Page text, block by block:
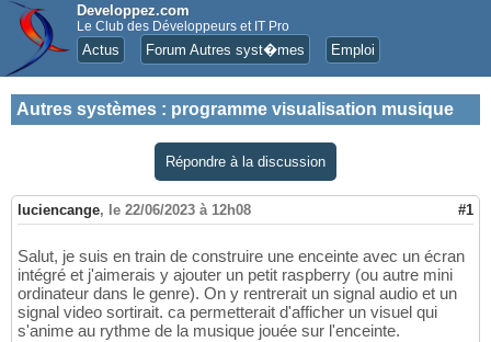
Developpez.com
Le Club des Développeurs et IT Pro
Actus Forum Autres syst�mes Emploi
Autres systèmes : programme visualisation musique
Répondre à la discussion
luciencange, le 22/06/2023 à 12h08 #1
Salut, je suis en train de construire une enceinte avec un écran
intégré et j'aimerais y ajouter un petit raspberry (ou autre mini
ordinateur dans le genre). On y rentrerait un signal audio et un
signal video sortirait. ca permetterait d'afficher un visuel qui
s'anime au rythme de la musique jouée sur l'enceinte.